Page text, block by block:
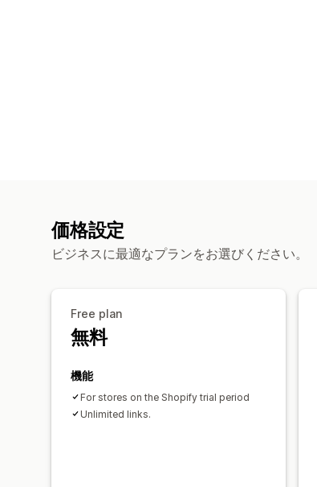
価格設定
ビジネスに最適なプランをお選びください。
Free plan
無料
機能
For stores on the Shopify trial period
Unlimited links.